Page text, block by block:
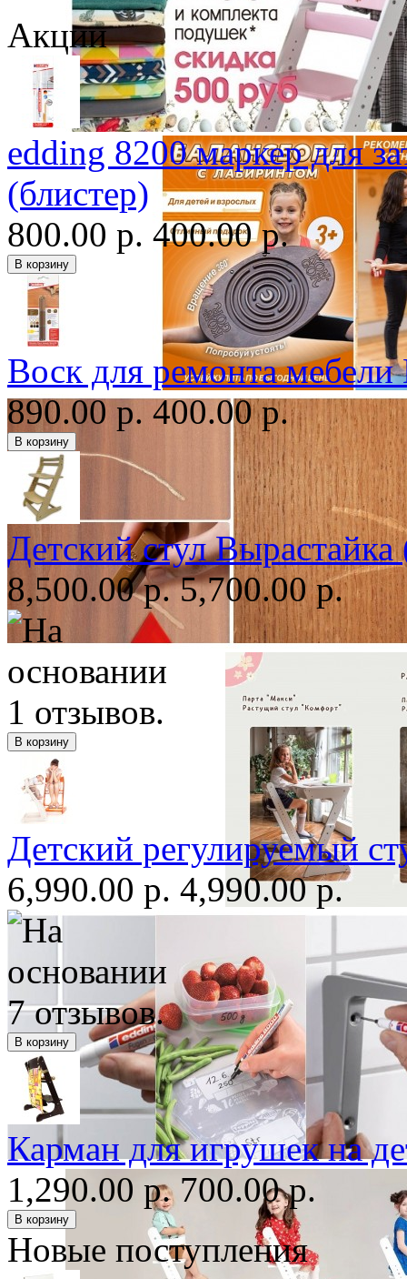
Акции
edding 8200 маркер для
(блистер)
800.00 р. 400.00 р.
Воск для ремонта мебели
890.00 р. 400.00 р.
Детский стул Вырастайка
8,500.00 р. 5,700.00 р.
Детский регулируемый
6,990.00 р. 4,990.00 р.
Карман для игрушек на
1,290.00 р. 700.00 р.
Новые поступления